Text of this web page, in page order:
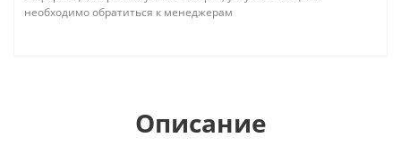
необходимо обратиться к менеджерам
Описание